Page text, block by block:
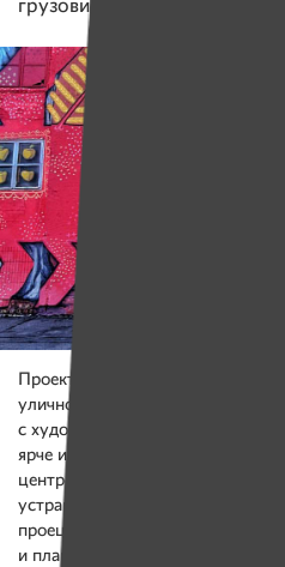
грузовик
Проект нужен для того, чтобы
уличного искусства, а еще —
с художниками, ведь многие не
ярче и интереснее, а главное —
центре будут проводить
устраивать открытые
проецируя их на борт
и планами арт-грузовика можно